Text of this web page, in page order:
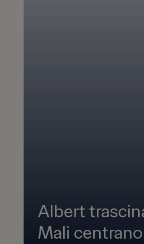
Albert
Mali